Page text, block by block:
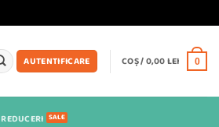
AUTENTIFICARE COȘ /0,00LEI 0
REDUCERI